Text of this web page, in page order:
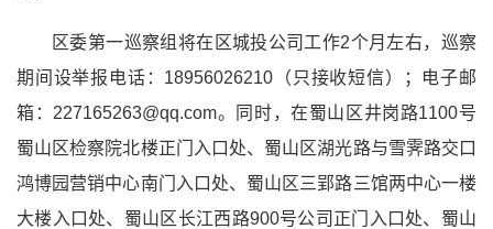
区委第一巡察组将在区城投公司工作2个月左右，巡察
期间设举报电话：18956026210（只接收短信）；电子邮
箱：227165263@qq.com。同时，在蜀山区井岗路1100号
蜀山区检察院北楼正门入口处、蜀山区湖光路与雪霁路交口
鸿博园营销中心南门入口处、蜀山区三郢路三馆两中心一楼
大楼入口处、蜀山区长江西路900号公司正门入口处、蜀山